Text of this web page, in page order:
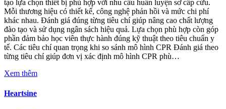
tạo lựa chọn thiết bị phù hợp với nhu cầu huấn luyện sơ cấp cứu.
Mỗi thương hiệu có thiết kế, công nghệ phản hồi và mức chi phí
khác nhau. Đánh giá đúng từng tiêu chí giúp nâng cao chất lượng
đào tạo và sử dụng ngân sách hiệu quả. Lựa chọn phù hợp còn góp
phần đảm bảo học viên thực hành đúng kỹ thuật theo tiêu chuẩn y
tế. Các tiêu chí quan trọng khi so sánh mô hình CPR Đánh giá theo
từng tiêu chí giúp đơn vị xác định mô hình CPR phù…
Xem thêm
Heartsine